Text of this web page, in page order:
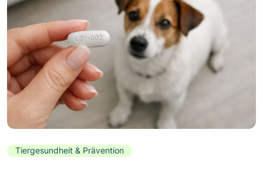
Tiergesundheit & Prävention